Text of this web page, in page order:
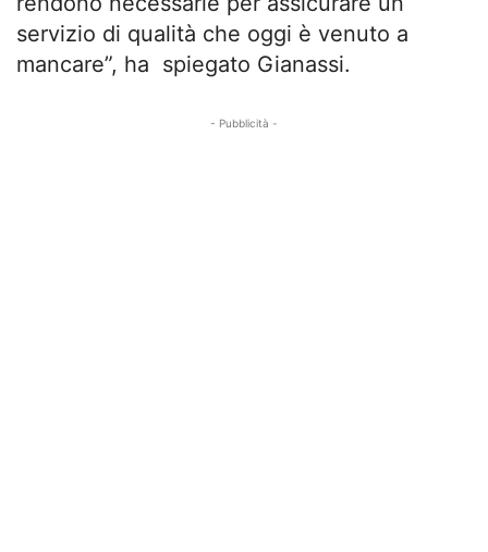
servizio di qualità che oggi è venuto a
mancare”, ha spiegato Gianassi.
- Pubblicità -